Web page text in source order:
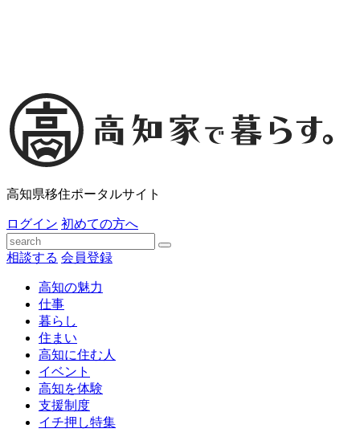
高知県移住ポータルサイト
ログイン 初めての方へ
相談する 会員登録
高知の魅力
仕事
暮らし
住まい
高知に住む人
イベント
高知を体験
支援制度
イチ押し特集